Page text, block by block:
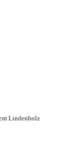
Lindenholz